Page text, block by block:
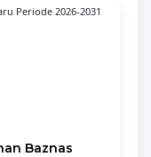
Baznas